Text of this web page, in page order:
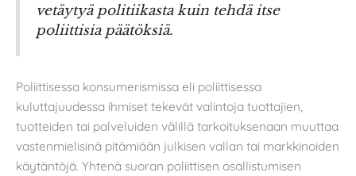
vetäytyä politiikasta kuin tehdä itse
poliittisia päätöksiä.
Poliittisessa konsumerismissa eli poliittisessa
kuluttajuudessa ihmiset tekevät valintoja tuottajien,
tuotteiden tai palveluiden välillä tarkoituksenaan muuttaa
vastenmielisinä pitämiään julkisen vallan tai markkinoiden
käytäntöjä. Yhtenä suoran poliittisen osallistumisen